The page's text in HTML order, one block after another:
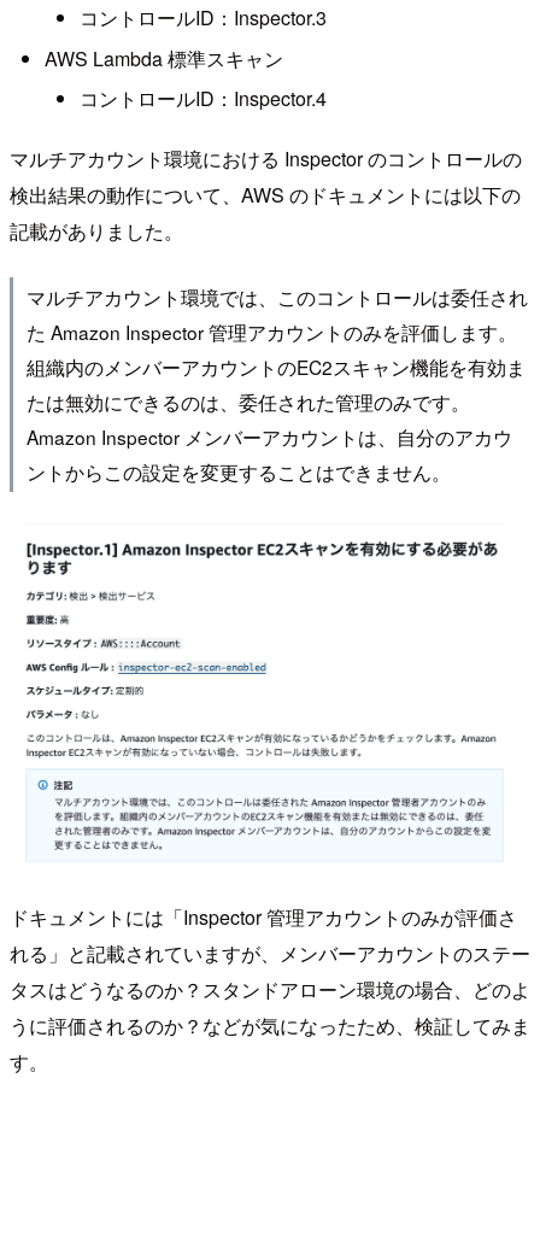
コントロールID：Inspector.3
AWS Lambda 標準スキャン
コントロールID：Inspector.4
マルチアカウント環境における Inspector のコントロールの
検出結果の動作について、AWS のドキュメントには以下の
記載がありました。
マルチアカウント環境では、このコントロールは委任され
た Amazon Inspector 管理アカウントのみを評価します。
組織内のメンバーアカウントのEC2スキャン機能を有効ま
たは無効にできるのは、委任された管理のみです。
Amazon Inspector メンバーアカウントは、自分のアカウ
ントからこの設定を変更することはできません。
ドキュメントには「Inspector 管理アカウントのみが評価さ
れる」と記載されていますが、メンバーアカウントのステー
タスはどうなるのか？スタンドアローン環境の場合、どのよ
うに評価されるのか？などが気になったため、検証してみま
す。